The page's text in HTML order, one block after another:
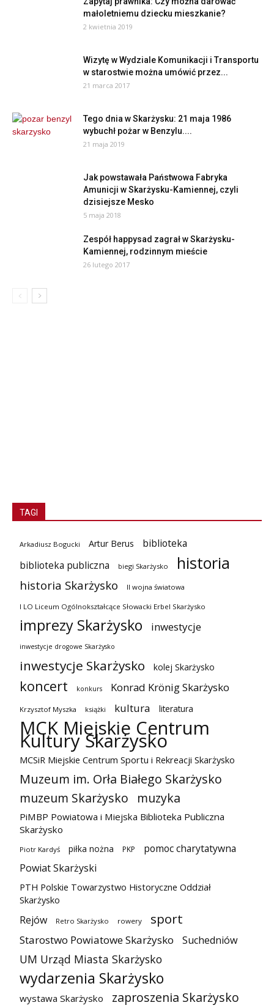
małoletniemu dziecku mieszkanie?
2 kwietnia 2019
Wizytę w Wydziale Komunikacji i Transportu
w starostwie można umówić przez...
21 marca 2017
Tego dnia w Skarżysku: 21 maja 1986
wybuchł pożar w Benzylu....
21 maja 2019
Jak powstawała Państwowa Fabryka
Amunicji w Skarżysku-Kamiennej, czyli
dzisiejsze Mesko
5 maja 2018
Zespół happysad zagrał w Skarżysku-
Kamiennej, rodzinnym mieście
26 lutego 2017
TAGI
Arkadiusz Bogucki Artur Berus
biblioteka
biblioteka publiczna
biegi Skarżysko historia
historia Skarżysko II wojna światowa
I LO Liceum Ogólnokształcące Słowacki Erbel Skarżysko
imprezy Skarżysko inwestycje
inwestycje drogowe Skarżysko
inwestycje Skarżysko kolej Skarżysko
koncert konkurs Konrad Krönig Skarżysko
Krzysztof Myszka książki kultura literatura
MCK Miejskie Centrum
Kultury Skarżysko
MCSiR Miejskie Centrum Sportu i Rekreacji Skarżysko
Muzeum im. Orła Białego Skarżysko
muzeum Skarżysko
muzyka
PiMBP Powiatowa i Miejska Biblioteka Publiczna
Skarżysko
Piotr Kardyś piłka nożna PKP
pomoc charytatywna
Powiat Skarżyski
PTH Polskie Towarzystwo Historyczne Oddział
Skarżysko
Rejów Retro Skarżysko rowery sport
Starostwo Powiatowe Skarżysko Suchedniów
UM Urząd Miasta Skarżysko
wydarzenia Skarżysko
wystawa Skarżysko zaproszenia Skarżysko